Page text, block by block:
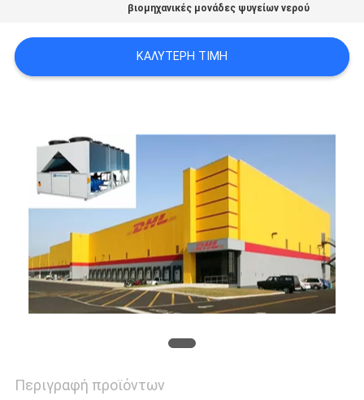
NEWS
PRIVACY
POLICY
βιομηχανικές μονάδες ψυγείων νερού
ΚΑΛΎΤΕΡΗ ΤΙΜΉ
Περιγραφή προϊόντων